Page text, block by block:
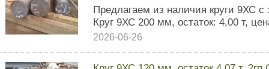
Предлагаем из наличия круги 9ХС
Круг 9ХС 200 мм, остаток: 4,00 т,
2026-06-26